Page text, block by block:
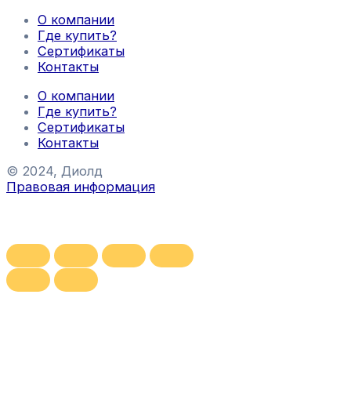
О компании
Где купить?
Сертификаты
Контакты
О компании
Где купить?
Сертификаты
Контакты
© 2024, Диолд
Правовая информация